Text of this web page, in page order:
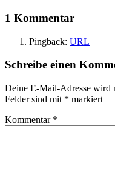
1 Kommentar
Pingback: URL
Schreibe einen
Deine E-Mail-Adresse wird
Felder sind mit * markiert
Kommentar *